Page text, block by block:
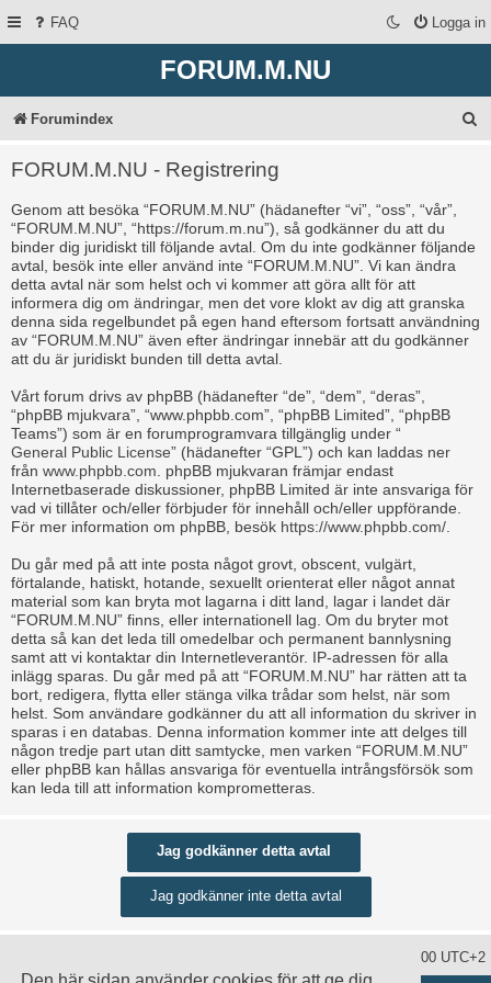
FAQ Logga in
FORUM.M.NU
Forumindex
FORUM.M.NU - Registrering
Genom att besöka “FORUM.M.NU” (hädanefter “vi”, “oss”, “vår”,
“FORUM.M.NU”, “https://forum.m.nu”), så godkänner du att du
binder dig juridiskt till följande avtal. Om du inte godkänner följande
avtal, besök inte eller använd inte “FORUM.M.NU”. Vi kan ändra
detta avtal när som helst och vi kommer att göra allt för att
informera dig om ändringar, men det vore klokt av dig att granska
denna sida regelbundet på egen hand eftersom fortsatt användning
av “FORUM.M.NU” även efter ändringar innebär att du godkänner
att du är juridiskt bunden till detta avtal.
Vårt forum drivs av phpBB (hädanefter “de”, “dem”, “deras”,
“phpBB mjukvara”, “www.phpbb.com”, “phpBB Limited”, “phpBB
Teams”) som är en forumprogramvara tillgänglig under “
General Public License” (hädanefter “GPL”) och kan laddas ner
från www.phpbb.com . phpBB mjukvaran främjar endast
Internetbaserade diskussioner, phpBB Limited är inte ansvariga för
vad vi tillåter och/eller förbjuder för innehåll och/eller uppförande.
För mer information om phpBB, besök https://www.phpbb.com/
Du går med på att inte posta något grovt, obscent, vulgärt,
förtalande, hatiskt, hotande, sexuellt orienterat eller något annat
material som kan bryta mot lagarna i ditt land, lagar i landet där
“FORUM.M.NU” finns, eller internationell lag. Om du bryter mot
detta så kan det leda till omedelbar och permanent bannlysning
samt att vi kontaktar din Internetleverantör. IP-adressen för alla
inlägg sparas. Du går med på att “FORUM.M.NU” har rätten att ta
bort, redigera, flytta eller stänga vilka trådar som helst, när som
helst. Som användare godkänner du att all information du skriver in
sparas i en databas. Denna information kommer inte att delges till
någon tredje part utan ditt samtycke, men varken “FORUM.M.NU”
eller phpBB kan hållas ansvariga för eventuella intrångsförsök som
kan leda till att information komprometteras.
Alla tidsangivelser är UTC+02:00 UTC+2